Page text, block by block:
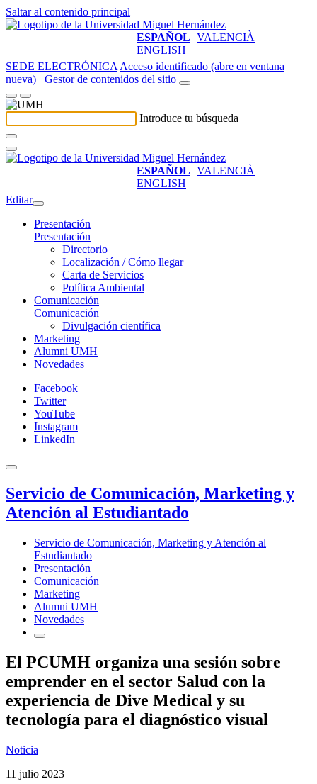
Saltar al contenido principal
ESPAÑOL VALENCIÀ
ENGLISH
SEDE ELECTRÓNICA Acceso identificado (abre en ventana
nueva)
Gestor de contenidos del sitio
Introduce tu búsqueda
ESPAÑOL VALENCIÀ
ENGLISH
Editar
Presentación
Presentación
Directorio
Localización / Cómo llegar
Carta de Servicios
Política Ambiental
Comunicación
Comunicación
Divulgación científica
Marketing
Alumni UMH
Novedades
Facebook
Twitter
YouTube
Instagram
LinkedIn
Servicio de Comunicación, Marketing y
Atención al Estudiantado
Servicio de Comunicación, Marketing y Atención al
Estudiantado
Presentación
Comunicación
Marketing
Alumni UMH
Novedades
El PCUMH organiza una sesión sobre
emprender en el sector Salud con la
experiencia de Dive Medical y su
tecnología para el diagnóstico visual
Noticia
11 julio 2023